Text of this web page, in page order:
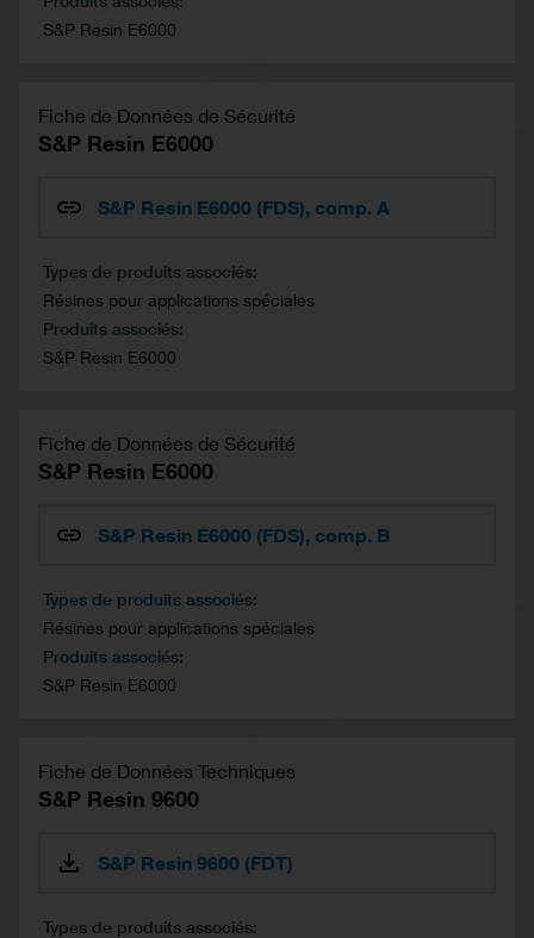
S&P Resin E6000
Fiche de Données de Sécurité
S&P Resin E6000
S&P Resin E6000 (FDS), comp. A
Types de produits associés
Résines pour applications spéciales
Produits associés
S&P Resin E6000
Fiche de Données de Sécurité
S&P Resin E6000
S&P Resin E6000 (FDS), comp. B
Types de produits associés
Résines pour applications spéciales
Produits associés
S&P Resin E6000
Fiche de Données Techniques
S&P Resin 9600
S&P Resin 9600 (FDT)
Types de produits associés